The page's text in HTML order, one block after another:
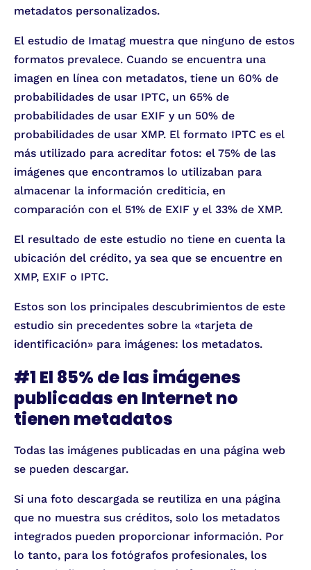
metadatos personalizados.
El estudio de Imatag muestra que ninguno de estos
formatos prevalece. Cuando se encuentra una
imagen en línea con metadatos, tiene un 60% de
probabilidades de usar IPTC, un 65% de
probabilidades de usar EXIF y un 50% de
probabilidades de usar XMP. El formato IPTC es el
más utilizado para acreditar fotos: el 75% de las
imágenes que encontramos lo utilizaban para
almacenar la información crediticia, en
comparación con el 51% de EXIF y el 33% de XMP.
El resultado de este estudio no tiene en cuenta la
ubicación del crédito, ya sea que se encuentre en
XMP, EXIF o IPTC.
Estos son los principales descubrimientos de este
estudio sin precedentes sobre la «tarjeta de
identificación» para imágenes: los metadatos.
#1 El 85% de las imágenes
publicadas en Internet no
tienen metadatos
Todas las imágenes publicadas en una página web
se pueden descargar.
Si una foto descargada se reutiliza en una página
que no muestra sus créditos, solo los metadatos
integrados pueden proporcionar información. Por
lo tanto, para los fotógrafos profesionales, los